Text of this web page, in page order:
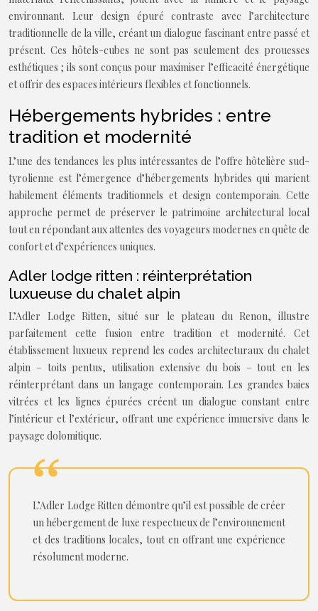
environnant. Leur design épuré contraste avec l’architecture
traditionnelle de la ville, créant un dialogue fascinant entre passé et
présent. Ces hôtels-cubes ne sont pas seulement des prouesses
esthétiques ; ils sont conçus pour maximiser l’efficacité énergétique
et offrir des espaces intérieurs flexibles et fonctionnels.
Hébergements hybrides : entre
tradition et modernité
L’une des tendances les plus intéressantes de l’offre hôtelière sud-
tyrolienne est l’émergence d’hébergements hybrides qui marient
habilement éléments traditionnels et design contemporain. Cette
approche permet de préserver le patrimoine architectural local
tout en répondant aux attentes des voyageurs modernes en quête de
confort et d’expériences uniques.
Adler lodge ritten : réinterprétation
luxueuse du chalet alpin
L’Adler Lodge Ritten, situé sur le plateau du Renon, illustre
parfaitement cette fusion entre tradition et modernité. Cet
établissement luxueux reprend les codes architecturaux du chalet
alpin – toits pentus, utilisation extensive du bois – tout en les
réinterprétant dans un langage contemporain. Les grandes baies
vitrées et les lignes épurées créent un dialogue constant entre
l’intérieur et l’extérieur, offrant une expérience immersive dans le
paysage dolomitique.
L’Adler Lodge Ritten démontre qu’il est possible de créer
un hébergement de luxe respectueux de l’environnement
et des traditions locales, tout en offrant une expérience
résolument moderne.